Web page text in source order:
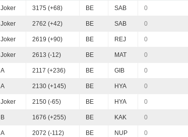
Joker 3175 (+68) BE SAB 0
Joker 2762 (+42) BE SAB 0
Joker 2619 (+90) BE REJ 0
Joker 2613 (-12) BE MAT 0
A 2117 (+236) BE GIB 0
A 2130 (+145) BE HYA 0
Joker 2150 (-65) BE HYA 0
B 1676 (+255) BE KAK 0
A 2072 (-112) BE NUP 0